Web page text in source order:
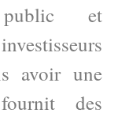
public et
avoir une
des